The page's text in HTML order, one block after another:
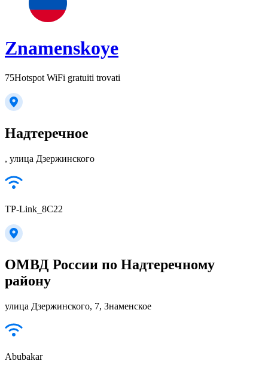
Znamenskoye
75Hotspot WiFi gratuiti trovati
Надтеречное
, улица Дзержинского
TP-Link_8C22
ОМВД России по Надтеречному
району
улица Дзержинского, 7, Знаменское
Abubakar